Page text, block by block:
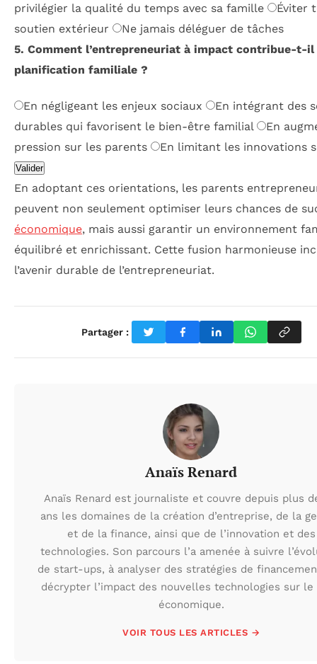
privilégier la qualité du temps avec sa famille
Éviter
soutien extérieur
Ne jamais déléguer de tâches
5. Comment l’entrepreneuriat à impact contribue-t-il
planification familiale ?
En négligeant les enjeux sociaux
En intégrant des
durables qui favorisent le bien-être familial
En
pression sur les parents
En limitant les innovations
Valider
En adoptant ces orientations, les parents
peuvent non seulement optimiser leurs chances de
économique, mais aussi garantir un environnement
équilibré et enrichissant. Cette fusion harmonieuse
l’avenir durable de l’entrepreneuriat.
Partager :
Anaïs Renard
Anaïs Renard est journaliste et couvre depuis plus
ans les domaines de la création d’entreprise, de la
et de la finance, ainsi que de l’innovation et des
technologies. Son parcours l’a amenée à suivre
de start-ups, à analyser des stratégies de
décrypter l’impact des nouvelles technologies sur le
économique.
VOIR TOUS LES ARTICLES →